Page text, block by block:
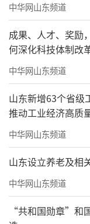
中华网山东频道
成果、人才、奖励
何深化科技体制改
中华网山东频道
山东新增63个省级
推动工业经济高质
中华网山东频道
山东设立养老及相
中华网山东频道
“共和国勋章”和